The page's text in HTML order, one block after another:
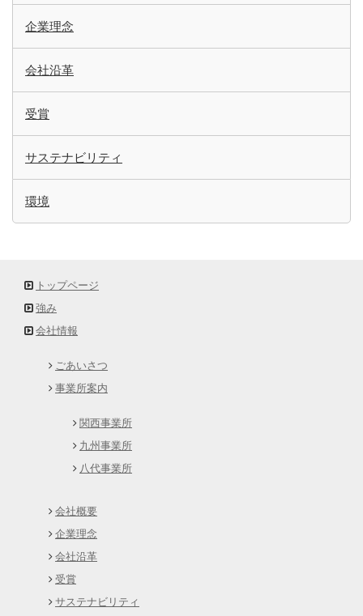
企業理念
会社沿革
受賞
サステナビリティ
環境
トップページ
強み
会社情報
ごあいさつ
事業所案内
関西事業所
九州事業所
八代事業所
会社概要
企業理念
会社沿革
受賞
サステナビリティ